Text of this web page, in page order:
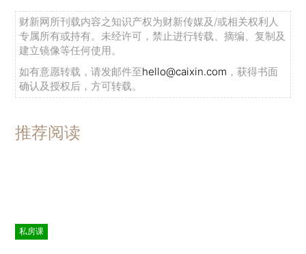
财新网所刊载内容之知识产权为财新传媒及/或相关权利人
专属所有或持有。未经许可，禁止进行转载、摘编、复制及
建立镜像等任何使用。
如有意愿转载，请发邮件至hello@caixin.com ，获得书面
确认及授权后，方可转载。
推荐阅读
私房课